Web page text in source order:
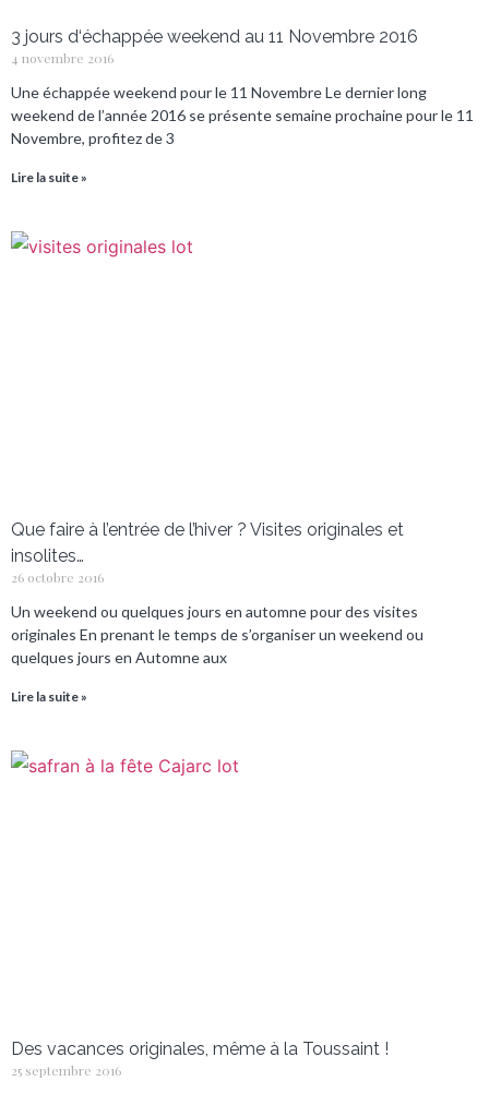
3 jours d‘échappée weekend au 11 Novembre 2016
4 novembre 2016
Une échappée weekend pour le 11 Novembre Le dernier long
weekend de l’année 2016 se présente semaine prochaine pour le 11
Novembre, profitez de 3
Lire la suite »
Que faire à l’entrée de l’hiver ? Visites originales et
insolites…
26 octobre 2016
Un weekend ou quelques jours en automne pour des visites
originales En prenant le temps de s’organiser un weekend ou
quelques jours en Automne aux
Lire la suite »
Des vacances originales, même à la Toussaint !
25 septembre 2016